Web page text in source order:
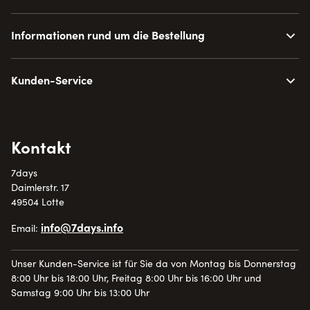
der Pflegebekleidung von 7days genießen Sie das
beruhigende Gefühl hygienisch sauberer Kleidung. Ob
im OP-Bereich oder für die Altenpflege – unseren
professionellen Verarbeitung, damit Ihre Kasacks, Shirts
und Hosen jeden Waschgang unbeschadet überstehen.
von 7days
Als erfahrener Hersteller von qualitativ hochwertiger
Dienstkleidung sind wir uns unserer sozialen
Verantwortung bewusst. Umweltschutz und
Informationen rund um die Bestellung
Kunden-Service
Kontakt
7days
Daimlerstr. 17
49504 Lotte
Email: info@7days.info
Unser Kunden-Service ist für Sie da von Montag bis Donnerstag
8:00 Uhr bis 18:00 Uhr, Freitag 8:00 Uhr bis 16:00 Uhr und
Samstag 9:00 Uhr bis 13:00 Uhr